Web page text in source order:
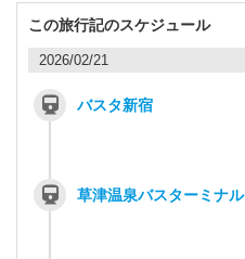
この旅行記のスケジュール
2026/02/21
バスタ新宿
草津温泉バスターミナル